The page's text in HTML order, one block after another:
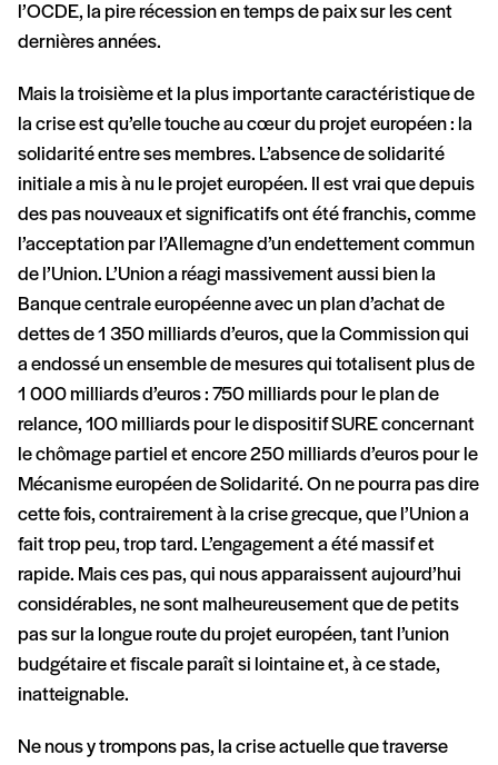
l’OCDE, la pire récession en temps de paix sur les cent
dernières années.
Mais la troisième et la plus importante caractéristique de
la crise est qu’elle touche au cœur du projet européen : la
solidarité entre ses membres. L’absence de solidarité
initiale a mis à nu le projet européen. Il est vrai que depuis
des pas nouveaux et significatifs ont été franchis, comme
l’acceptation par l’Allemagne d’un endettement commun
de l’Union. L’Union a réagi massivement aussi bien la
Banque centrale européenne avec un plan d’achat de
dettes de 1 350 milliards d’euros, que la Commission qui
a endossé un ensemble de mesures qui totalisent plus de
1 000 milliards d’euros : 750 milliards pour le plan de
relance, 100 milliards pour le dispositif SURE concernant
le chômage partiel et encore 250 milliards d’euros pour le
Mécanisme européen de Solidarité. On ne pourra pas dire
cette fois, contrairement à la crise grecque, que l’Union a
fait trop peu, trop tard. L’engagement a été massif et
rapide. Mais ces pas, qui nous apparaissent aujourd’hui
considérables, ne sont malheureusement que de petits
pas sur la longue route du projet européen, tant l’union
budgétaire et fiscale paraît si lointaine et, à ce stade,
inatteignable.
Ne nous y trompons pas, la crise actuelle que traverse